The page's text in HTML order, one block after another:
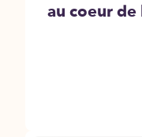
au coeur